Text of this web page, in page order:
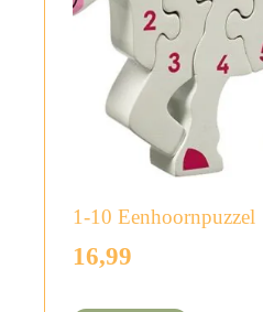
1-10 Eenhoornpuzzel
16,99